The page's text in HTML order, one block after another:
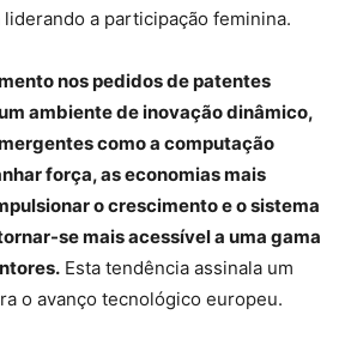
liderando a participação feminina.
nos pedidos de patentes
ambiente de inovação dinâmico,
como a computação
força, as economias mais
o crescimento e o sistema
se mais acessível a uma gama
Esta tendência assinala um
o avanço tecnológico europeu.